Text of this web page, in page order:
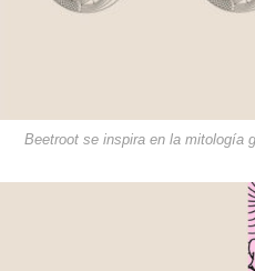
Beetroot se inspira en la mitología